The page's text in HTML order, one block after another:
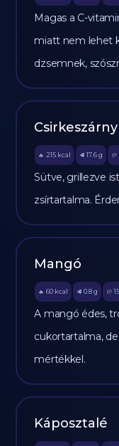
Magas a C-
miatt nem lehet
dzsemnek,
Csirkeszárny
🔥 215 kcal 🥩 17.6 g 🥔
Sütve, grillezve
zsírtartalma.
Mangó
🔥 60 kcal 🥩 0.8 g 🥔 15
A mangó édes,
cukortartalma,
mértékkel.
Káposztalé